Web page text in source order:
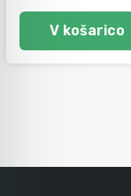
V košarico